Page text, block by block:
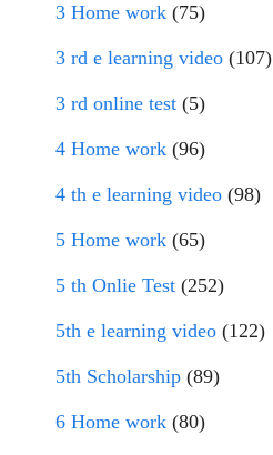
3 Home work (75)
3 rd e learning video (107)
3 rd online test (5)
4 Home work (96)
4 th e learning video (98)
5 Home work (65)
5 th Onlie Test (252)
5th e learning video (122)
5th Scholarship (89)
6 Home work (80)